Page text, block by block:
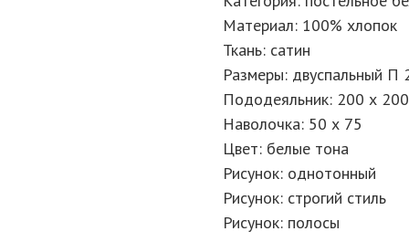
Материал: 100% хлопок
Ткань: сатин
Размеры: двуспальный
Пододеяльник: 200 х 200
Наволочка: 50 х 75
Цвет: белые тона
Рисунок: однотонный
Рисунок: строгий стиль
Рисунок: полосы